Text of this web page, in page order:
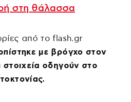
στη θάλασσα
από το flash.gr
με βρόγχο στον
οδηγούν στο